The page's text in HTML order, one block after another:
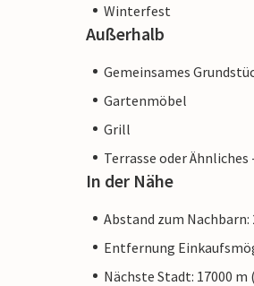
Winterfest
Außerhalb
Gemeinsames
Gartenmöbel
Grill
Terrasse oder Ähnliches
In der Nähe
Abstand zum Nachbarn:
Entfernung
Nächste Stadt: 17000 m